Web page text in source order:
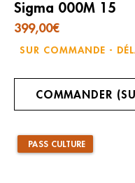
Sigma 000M 15
399,00€
SUR COMMANDE -
COMMANDER
PASS CULTURE